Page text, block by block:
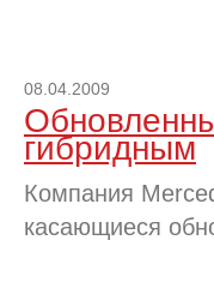
08.04.2009
гибридным
Компания
касающиеся